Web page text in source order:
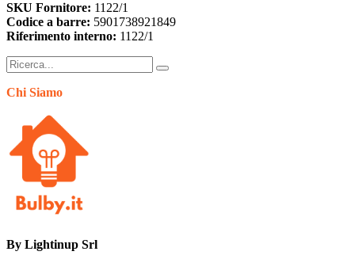
SKU Fornitore: 1122/1
Codice a barre: 5901738921849
Riferimento interno: 1122/1
Chi Siamo
By Lightinup Srl